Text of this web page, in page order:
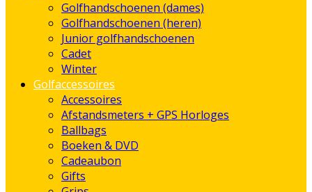
Golfhandschoenen (dames)
Golfhandschoenen (heren)
Junior golfhandschoenen
Cadet
Winter
Golfaccessoires
Accessoires
Afstandsmeters + GPS Horloges
Ballbags
Boeken & DVD
Cadeaubon
Gifts